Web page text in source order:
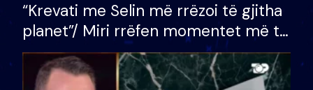
“Krevati me Selin më rrëzoi të gjitha
planet”/ Miri rrëfen momentet më të
bukura në shtëpinë e BB VIP: Do më
mungojë zilja e mëngjesit kur…